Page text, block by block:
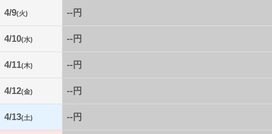
4/9(火) --円
4/10(水) --円
4/11(木) --円
4/12(金) --円
4/13(土) --円